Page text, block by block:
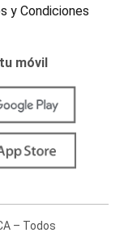
y Condiciones
móvil
– Todos